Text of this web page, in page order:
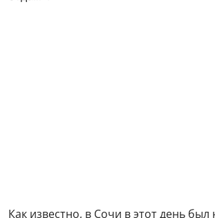
Как известно, в Сочи в этот день